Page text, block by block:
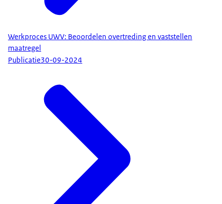
Werkproces UWV: Beoordelen overtreding en vaststellen
maatregel
Publicatie30-09-2024